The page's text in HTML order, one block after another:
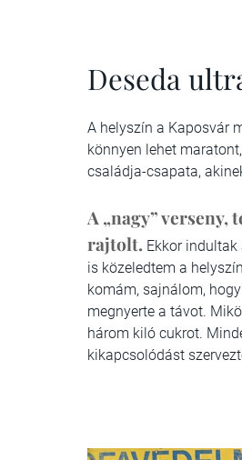
Deseda
A helyszín a Kaposvár
könnyen lehet
családja-csapata,
A „nagy” verseny,
rajtolt. Ekkor
is közeledtem a
komám, sajnálom,
megnyerte a távot.
három kiló cukrot.
kikapcsolódást